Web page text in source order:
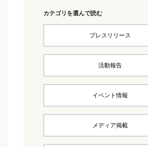
カテゴリを選んで読む
プレスリリース
活動報告
イベント情報
メディア掲載